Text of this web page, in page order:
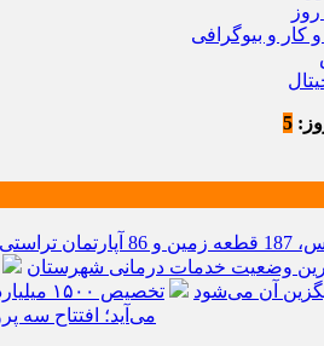
و بیوگرافی
5
وضعیت خدمات درمانی شهرستان
آن می‌شود
تخصیص ۱۵۰۰ میلیارد ریال اعتبار استانی برای ساماندهی بافت قدیم دزفول
می‌آید؛ افتتاح سه